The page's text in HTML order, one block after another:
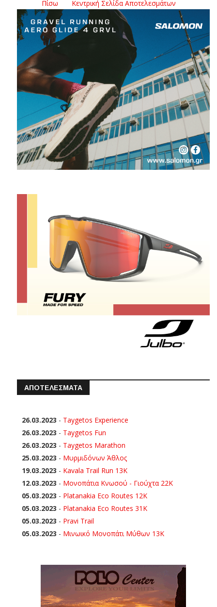
Πίσω Κεντρική Σελίδα Αποτελεσμάτων
ΑΠΟΤΕΛΕΣΜΑΤΑ
26.03.2023 - Taygetos Experience
26.03.2023 - Taygetos Fun
26.03.2023 - Taygetos Marathon
25.03.2023 - Μυρμιδόνων Άθλος
19.03.2023 - Kavala Trail Run 13K
12.03.2023 - Μονοπάτια Κνωσού - Γιούχτα 22Κ
05.03.2023 - Platanakia Eco Routes 12K
05.03.2023 - Platanakia Eco Routes 31K
05.03.2023 - Pravi Trail
05.03.2023 - Μινωικό Μονοπάτι Μύθων 13Κ